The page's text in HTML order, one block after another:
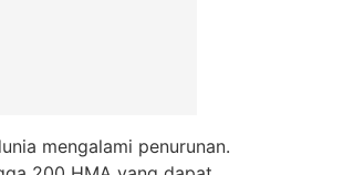
mengalami penurunan.